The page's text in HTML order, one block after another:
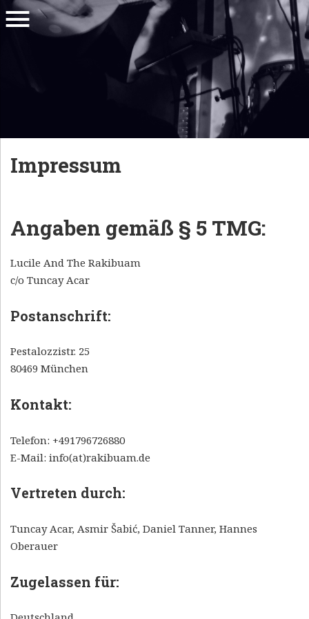
L
C
I
L
N
D
T
E
R
A
I
U
A
M
PSYCH
MENU
Impressum
Angaben gemäß § 5 TMG:
Lucile And The Rakibuam
c/o Tuncay Acar
Postanschrift:
Pestalozzistr. 25
80469 München
Kontakt:
Telefon: +491796726880
E-Mail: info(at)rakibuam.de
Vertreten durch:
Tuncay Acar, Asmir Šabić, Daniel Tanner, Hannes
Oberauer
Zugelassen für: